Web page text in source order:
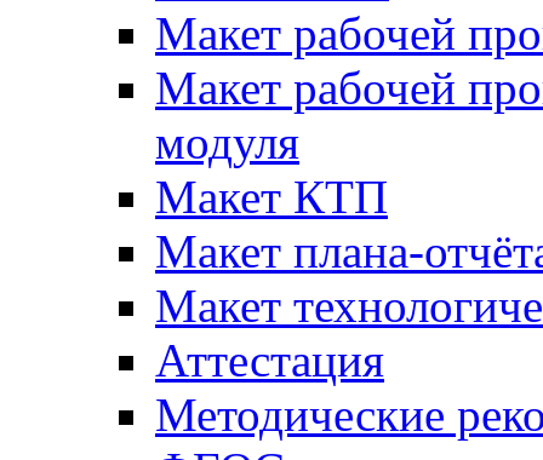
Макет рабочей
Макет рабочей
модуля
Макет КТП
Макет плана-
Макет
Аттестация
Методические